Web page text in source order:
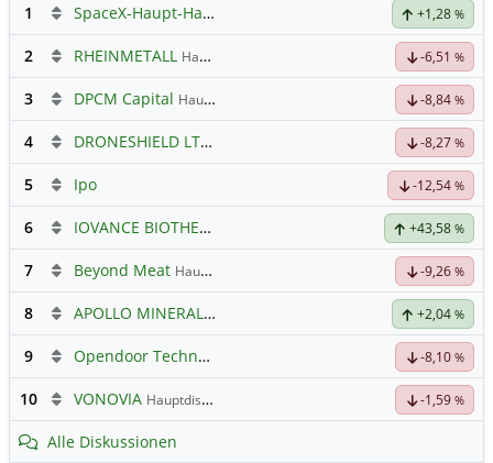
1
SpaceX-Haupt-Hauptforum +1,28 %
2 RHEINMETALL Hauptdiskussion -6,51 %
3 DPCM Capital Hauptdiskussion -8,84 %
4 DRONESHIELD LTD -8,27 %
5 Ipo -12,54 %
6 IOVANCE BIOTHERAP.DL-,001 +43,58 %
7 Beyond Meat Hauptdiskussion -9,26 %
8 APOLLO MINERALS +2,04 %
9 Opendoor Technologies -8,10 %
10 VONOVIA Hauptdiskussion -1,59 %
Alle Diskussionen